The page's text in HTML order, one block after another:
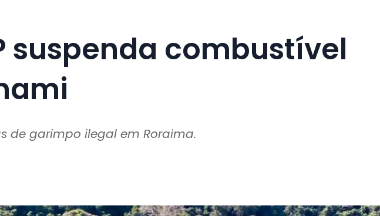
suspenda combustível
de garimpo ilegal em Roraima.